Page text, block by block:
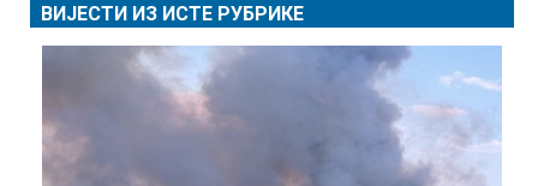
ВИЈЕСТИ ИЗ ИСТЕ РУБРИКЕ